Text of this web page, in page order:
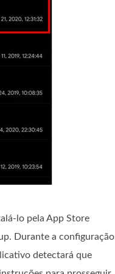
lo pela App Store
Durante a configuração
detectará que